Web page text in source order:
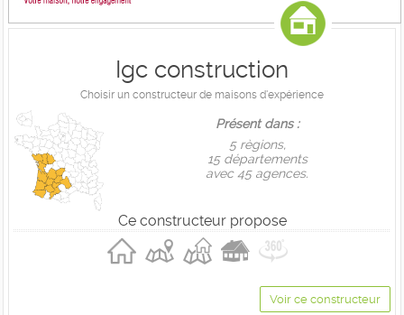
Igc construction
Choisir un constructeur de maisons d'expérience
Présent dans :
5 règions,
15 départements
avec 45 agences.
Ce constructeur propose
Voir ce constructeur